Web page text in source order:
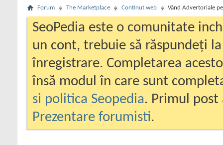
Forum The Marketplace Continut web Vând Advertoriale
SeoPedia este o comunitate
un cont, trebuie să răspundeți
înregistrare. Completarea
însă modul în care sunt
si politica Seopedia. Primul
Prezentare forumisti.